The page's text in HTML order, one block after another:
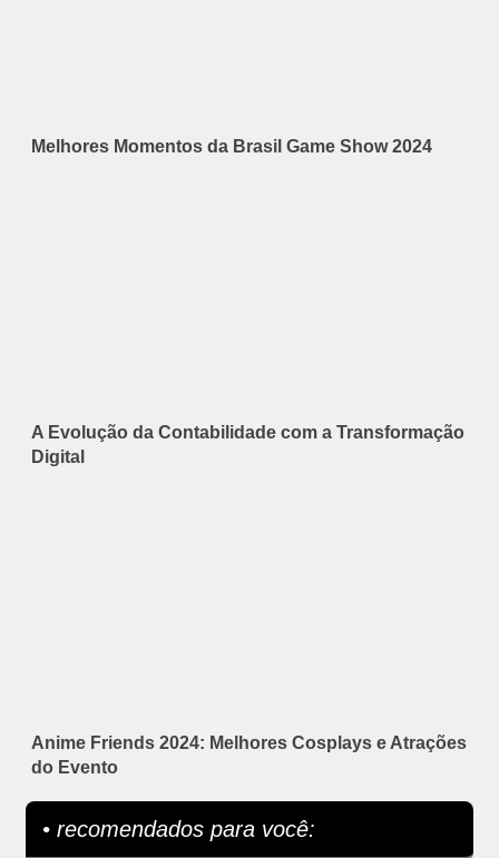
Melhores Momentos da Brasil Game Show 2024
A Evolução da Contabilidade com a Transformação
Digital
Anime Friends 2024: Melhores Cosplays e Atrações
do Evento
• recomendados para você: